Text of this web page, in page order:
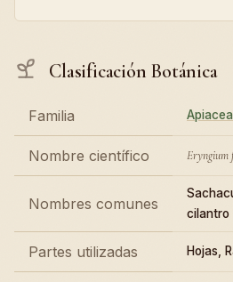
Clasificación Botánica
Familia
Nombre científico Eryngium
Nombres comunes
cilantro
Partes utilizadas Hojas,